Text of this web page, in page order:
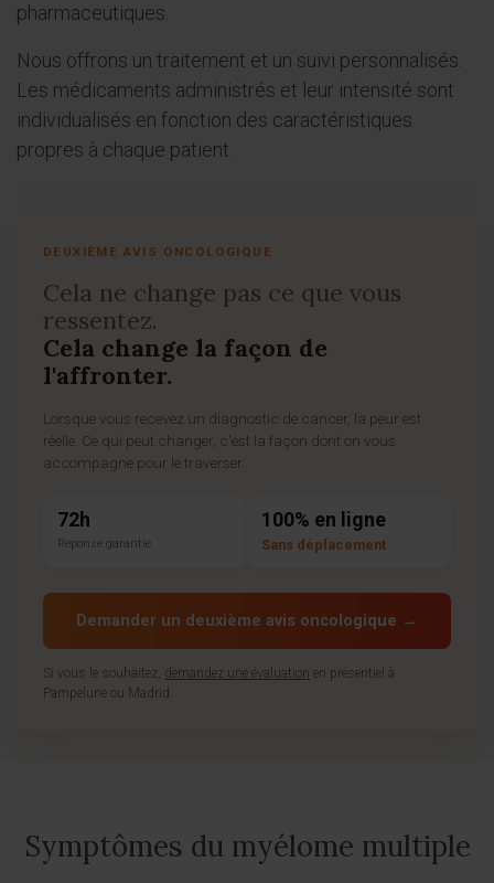
pharmaceutiques.
Nous offrons un traitement et un suivi personnalisés.
Les médicaments administrés et leur intensité sont
individualisés en fonction des caractéristiques
propres à chaque patient.
DEUXIÈME AVIS ONCOLOGIQUE
Cela ne change pas ce que vous
ressentez.
Cela change la façon de
l'affronter.
Lorsque vous recevez un diagnostic de cancer, la peur est
réelle. Ce qui peut changer, c'est la façon dont on vous
accompagne pour le traverser.
72h
Réponse garantie
100% en ligne
Sans déplacement
Demander un deuxième avis oncologique →
Si vous le souhaitez, demandez une évaluation en présentiel à
Pampelune ou Madrid.
Symptômes du myélome multiple